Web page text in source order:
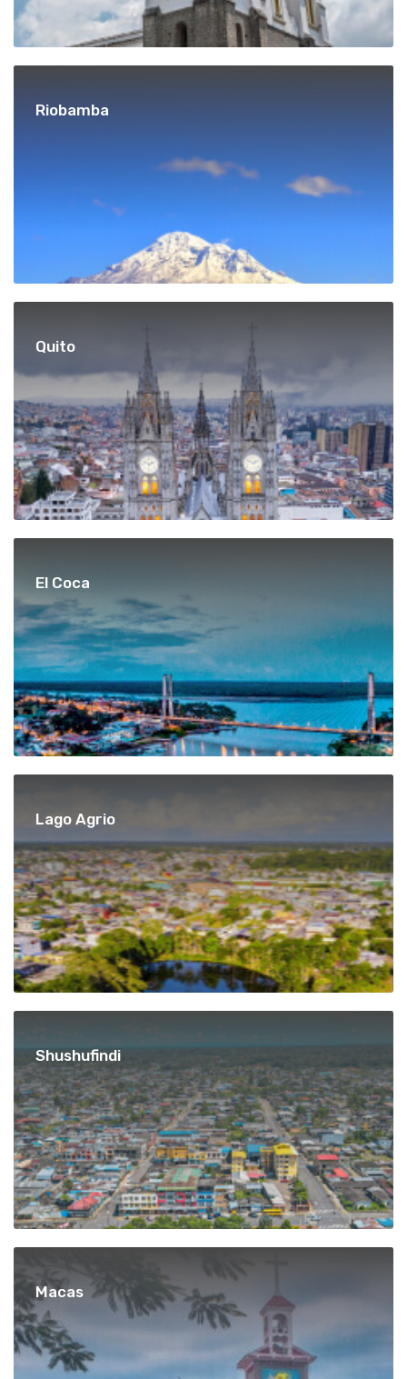
Riobamba
Quito
El Coca
Lago Agrio
Shushufindi
Macas